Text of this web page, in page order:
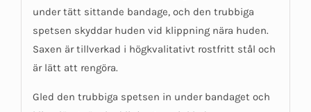
under tätt sittande bandage, och den trubbiga
spetsen skyddar huden vid klippning nära huden.
Saxen är tillverkad i högkvalitativt rostfritt stål och
är lätt att rengöra.
Gled den trubbiga spetsen in under bandaget och